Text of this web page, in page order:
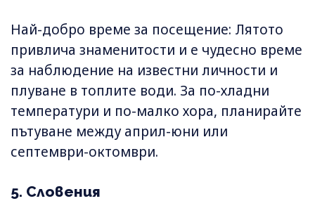
Най-добро време за посещение: Лятото
привлича знаменитости и е чудесно време
за наблюдение на известни личности и
плуване в топлите води. За по-хладни
температури и по-малко хора, планирайте
пътуване между април-юни или
септември-октомври.
5. Словения